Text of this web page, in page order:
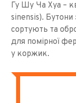
Гу Шу Ча Хуа –
sinensis). Бутони
сортують та
для помірної
у коржик.